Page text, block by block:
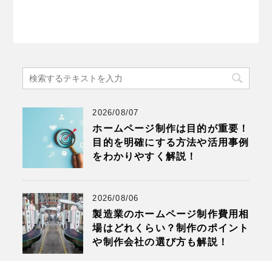
2026/08/07
ホームページ制作は目的が重要！
目的を明確にする方法や活用事例
をわかりやすく解説！
2026/08/06
製造業のホームページ制作費用相
場はどれくらい？制作のポイント
や制作会社の選び方も解説！